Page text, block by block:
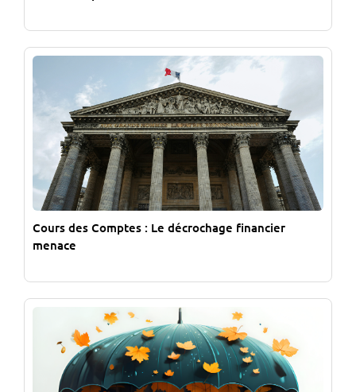
Cours des Comptes : Le décrochage financier
menace